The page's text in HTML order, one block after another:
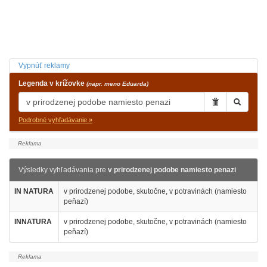
Vypnúť reklamy
Legenda v krížovke (napr. meno Eduarda)
Podrobné vyhľadávanie »
Výsledky vyhľadávania pre v prirodzenej podobe namiesto penazi
IN NATURA
v prirodzenej podobe, skutočne, v potravinách (namiesto
peňazí)
INNATURA
v prirodzenej podobe, skutočne, v potravinách (namiesto
peňazí)